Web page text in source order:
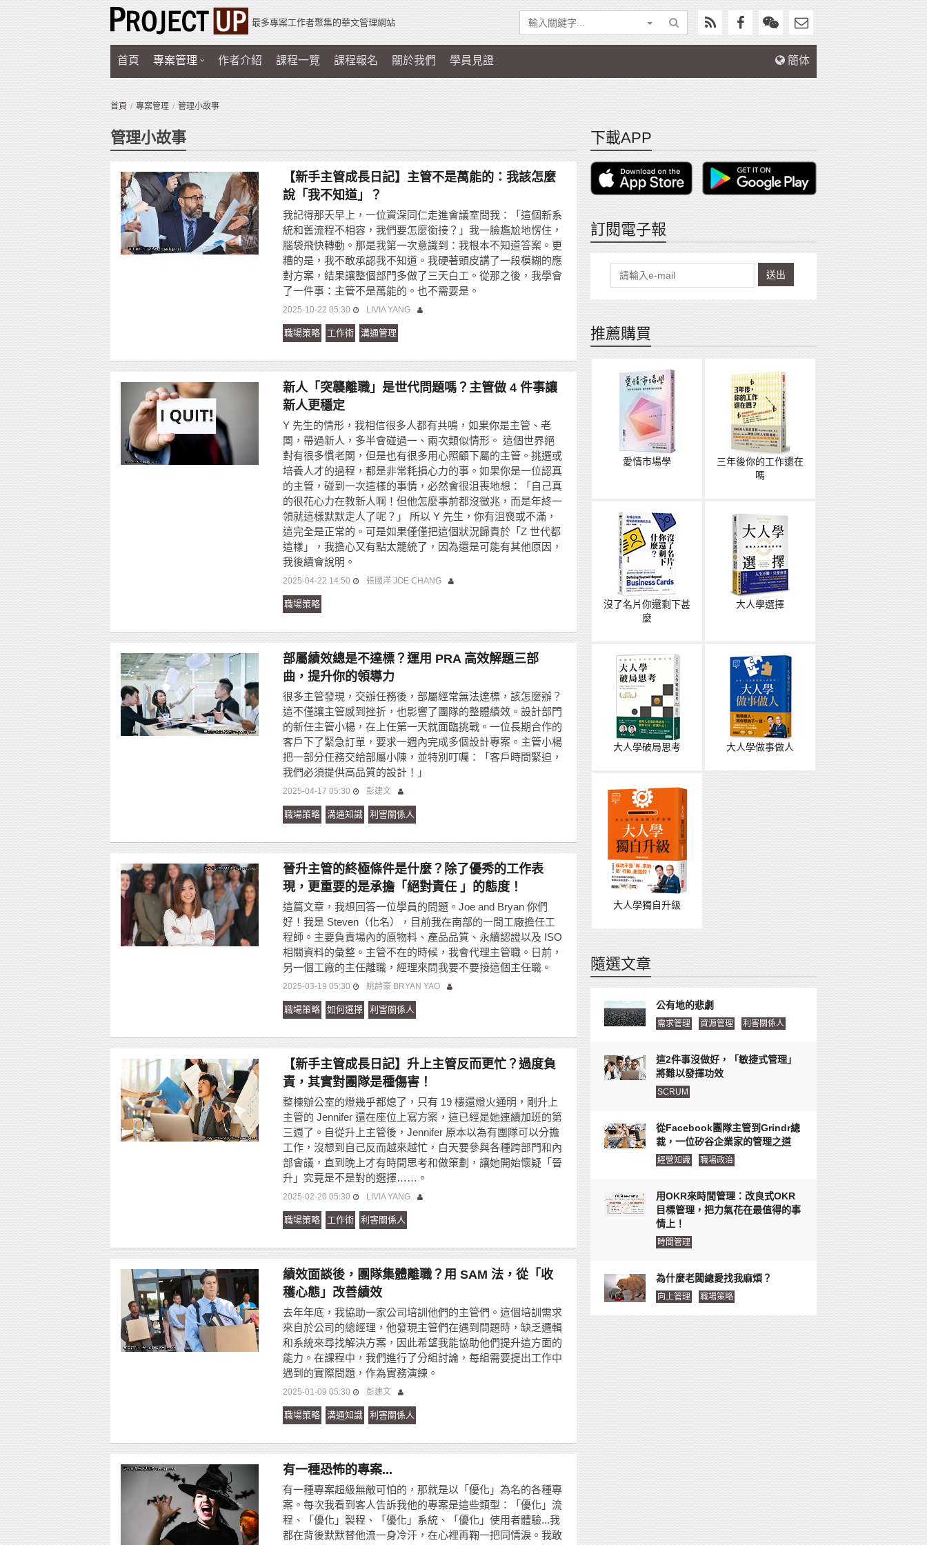
最多專案工作者聚集的華文管理網站
首頁 專案管理 作者介紹 課程一覽 課程報名 關於我們 學員見證 簡体
首頁 專案管理 管理小故事
管理小故事
【新手主管成長日記】主管不是萬能的：我該怎麼
說「我不知道」？
我記得那天早上，一位資深同仁走進會議室問我：「這個新系
統和舊流程不相容，我們要怎麼銜接？」我一臉尷尬地愣住，
腦袋飛快轉動。那是我第一次意識到：我根本不知道答案。更
糟的是，我不敢承認我不知道。我硬著頭皮講了一段模糊的應
對方案，結果讓整個部門多做了三天白工。從那之後，我學會
了一件事：主管不是萬能的。也不需要是。
2025-10-22 05:30 LIVIA YANG
職場策略 工作術 溝通管理
新人「突襲離職」是世代問題嗎？主管做 4 件事讓
新人更穩定
Y 先生的情形，我相信很多人都有共鳴，如果你是主管、老
闆，帶過新人，多半會碰過一、兩次類似情形。 這個世界絕
對有很多慣老闆，但是也有很多用心照顧下屬的主管。挑選或
培養人才的過程，都是非常耗損心力的事。如果你是一位認真
的主管，碰到一次這樣的事情，必然會很沮喪地想：「自己真
的很花心力在教新人啊！但他怎麼事前都沒徵兆，而是年終一
領就這樣默默走人了呢？」 所以 Y 先生，你有沮喪或不滿，
這完全是正常的。可是如果僅僅把這個狀況歸責於「Z 世代都
這樣」，我擔心又有點太籠統了，因為還是可能有其他原因，
我後續會說明。
2025-04-22 14:50 張國洋 JOE CHANG
職場策略
部屬績效總是不達標？運用 PRA 高效解題三部
曲，提升你的領導力
很多主管發現，交辦任務後，部屬經常無法達標，該怎麼辦？
這不僅讓主管感到挫折，也影響了團隊的整體績效。設計部門
的新任主管小楊，在上任第一天就面臨挑戰。一位長期合作的
客戶下了緊急訂單，要求一週內完成多個設計專案。主管小楊
把一部分任務交給部屬小陳，並特別叮囑：「客戶時間緊迫，
我們必須提供高品質的設計！」
2025-04-17 05:30 彭建文
職場策略 溝通知識 利害關係人
晉升主管的終極條件是什麼？除了優秀的工作表
現，更重要的是承擔「絕對責任 」的態度！
這篇文章，我想回答一位學員的問題。Joe and Bryan 你們
好！我是 Steven（化名），目前我在南部的一間工廠擔任工
程師。主要負責場內的原物料、產品品質、永續認證以及 ISO
相關資料的彙整。主管不在的時候，我會代理主管職。日前，
另一個工廠的主任離職，經理來問我要不要接這個主任職。
2025-03-19 05:30 姚詩豪 BRYAN YAO
職場策略 如何選擇 利害關係人
【新手主管成長日記】升上主管反而更忙？過度負
責，其實對團隊是種傷害！
整棟辦公室的燈幾乎都熄了，只有 19 樓還燈火通明，剛升上
主管的 Jennifer 還在座位上寫方案，這已經是她連續加班的第
三週了。自從升上主管後，Jennifer 原本以為有團隊可以分擔
工作，沒想到自己反而越來越忙，白天要參與各種跨部門和內
部會議，直到晚上才有時間思考和做策劃，讓她開始懷疑「晉
升」究竟是不是對的選擇……。
2025-02-20 05:30 LIVIA YANG
職場策略 工作術 利害關係人
績效面談後，團隊集體離職？用 SAM 法，從「收
穫心態」改善績效
去年年底，我協助一家公司培訓他們的主管們。這個培訓需求
來自於公司的總經理，他發現主管們在遇到問題時，缺乏邏輯
和系統來尋找解決方案，因此希望我能協助他們提升這方面的
能力。在課程中，我們進行了分組討論，每組需要提出工作中
遇到的實際問題，作為實務演練。
2025-01-09 05:30 彭建文
職場策略 溝通知識 利害關係人
有一種恐怖的專案...
有一種專案超級無敵可怕的，那就是以「優化」為名的各種專
案。每次我看到客人告訴我他的專案是這些類型：「優化」流
程、「優化」製程、「優化」系統、「優化」使用者體驗...我
都在背後默默替他流一身冷汗，在心裡再鞠一把同情淚。我敢
下載APP
訂閱電子報
送出
推薦購買
愛情市場學
三年後你的工作還在
嗎
沒了名片你還剩下甚
麼
大人學選擇
大人學破局思考 大人學做事做人
大人學獨自升級
隨選文章
公有地的悲劇
需求管理 資源管理 利害關係人
這2件事沒做好，「敏捷式管理」
將難以發揮功效
SCRUM
從Facebook團隊主管到Grindr總
裁，一位矽谷企業家的管理之道
經營知識 職場政治
用OKR來時間管理：改良式OKR
目標管理，把力氣花在最值得的事
情上！
時間管理
為什麼老闆總愛找我麻煩？
向上管理 職場策略